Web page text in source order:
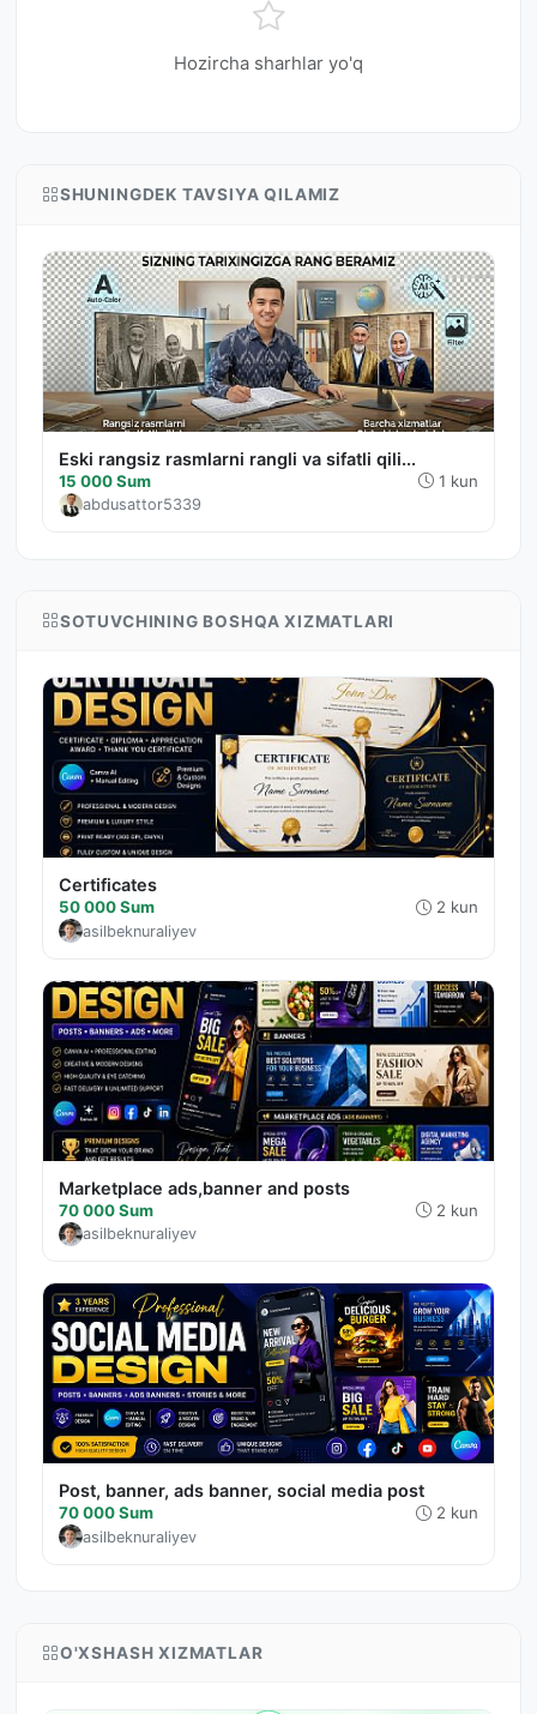
Hozircha sharhlar yo'q
SHUNINGDEK TAVSIYA QILAMIZ
Eski rangsiz rasmlarni rangli va sifatli qili...
15 000 Sum 1 kun
abdusattor5339
SOTUVCHINING BOSHQA XIZMATLARI
Certificates
50 000 Sum 2 kun
asilbeknuraliyev
Marketplace ads,banner and posts
70 000 Sum 2 kun
asilbeknuraliyev
Post, banner, ads banner, social media post
70 000 Sum 2 kun
asilbeknuraliyev
O'XSHASH XIZMATLAR